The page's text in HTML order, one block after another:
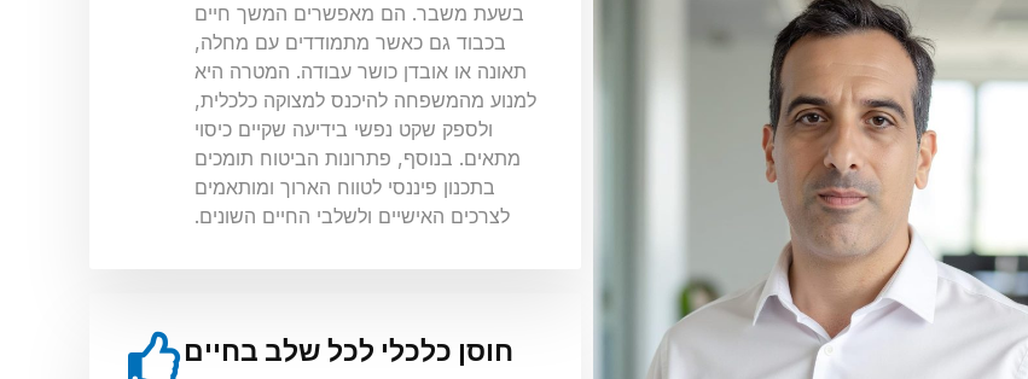
בשעת משבר. הם מאפשרים המשך חיים
בכבוד גם כאשר מתמודדים עם מחלה,
תאונה או אובדן כושר עבודה. המטרה היא
למנוע מהמשפחה להיכנס למצוקה כלכלית,
ולספק שקט נפשי בידיעה שקיים כיסוי
מתאים. בנוסף, פתרונות הביטוח תומכים
בתכנון פיננסי לטווח הארוך ומותאמים
לצרכים האישיים ולשלבי החיים השונים.
חוסן כלכלי לכל שלב בחיים